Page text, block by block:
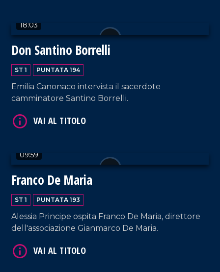
18:03
Don Santino Borrelli
ST 1 PUNTATA 194
Emilia Canonaco intervista il sacerdote
camminatore Santino Borrelli.
09:59
Franco De Maria
ST 1 PUNTATA 193
Alessia Principe ospita Franco De Maria, direttore
dell'associazione Gianmarco De Maria.
VAI AL TITOLO
VAI AL TITOLO